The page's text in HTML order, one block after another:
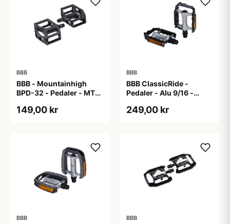
BBB
BBB - Mountainhigh
BPD-32 - Pedaler - MTB
149,00 kr
BBB
BBB ClassicRide -
Pedaler - Alu 9/16 -
249,00 kr
BBB BBB